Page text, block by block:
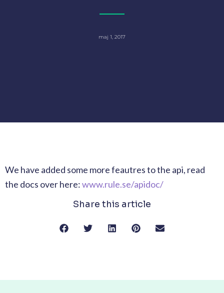
maj 1, 2017
We have added some more feautres to the api, read
the docs over here:www.rule.se/apidoc/
Share this article